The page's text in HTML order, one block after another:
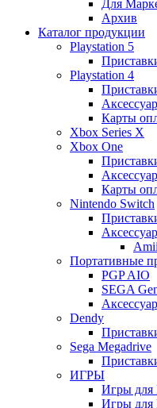
Для
Архив
Каталог продукции
Playstation 5
Playstation 4
Карты
Xbox Series X
Xbox One
Карты
Nintendo Switch
Портативные
PGP AIO
SEGA
Dendy
Sega Megadrive
ИГРЫ
Игры для
Игры для